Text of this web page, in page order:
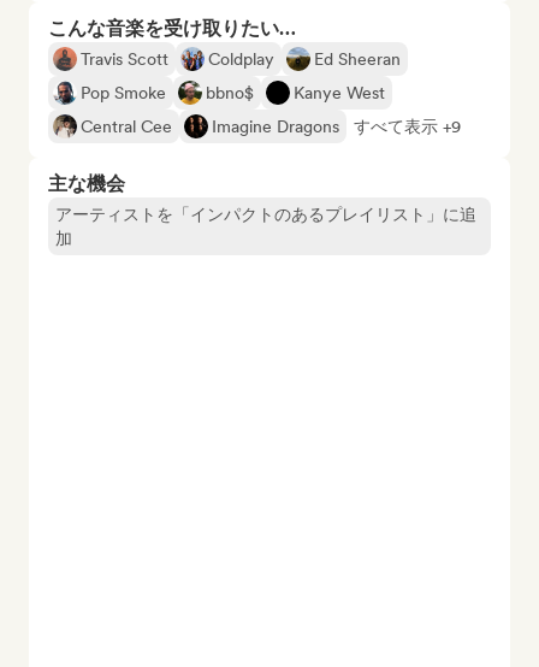
こんな音楽を受け取りたい…
Travis Scott Coldplay
Ed Sheeran
Pop Smoke
bbno$
Kanye West
Central Cee
Imagine Dragons すべて表示 +9
主な機会
アーティストを「インパクトのあるプレイリスト」に追
加